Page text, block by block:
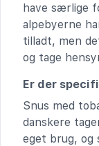
have særlige
alpebyerne
tilladt, men
og tage
Er der
Snus med
danskere
eget brug, og